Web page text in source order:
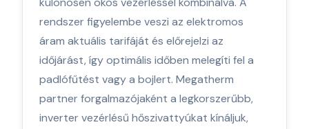
rendszer figyelembe veszi az elektromos
áram aktuális tarifáját és előrejelzi az
időjárást, így optimális időben melegíti fel a
padlófűtést vagy a bojlert. Megatherm
partner forgalmazójaként a legkorszerűbb,
inverter vezérlésű hőszivattyúkat kínáljuk,